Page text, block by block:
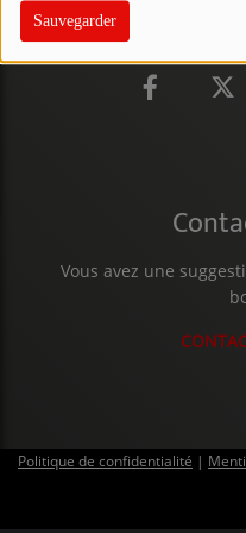
Sauvegarder
PARTICIPEZ
JEUX CONCOURS
L'ŒIL DE L'OIE |
VIDÉOS | L’ŒIL DE L'OIE
PARTENAIRES
Vous avez une
Politique de confidentialité |